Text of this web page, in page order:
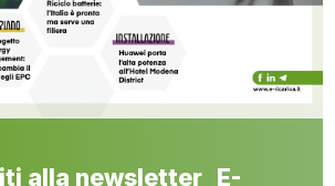
alla newsletter E-